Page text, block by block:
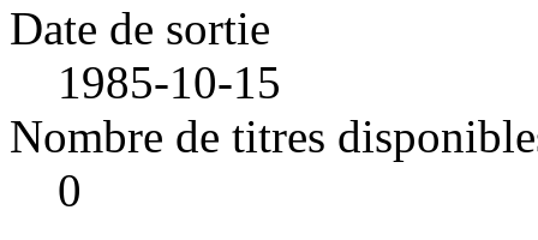
Date de sortie
1985-10-15
Nombre de titres
0